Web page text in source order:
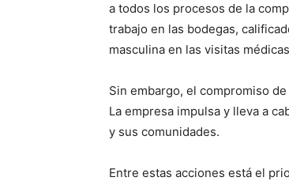
a todos los procesos de la
trabajo en las bodegas,
masculina en las visitas
Sin embargo, el compromiso
La empresa impulsa y lleva a
y sus comunidades.
Entre estas acciones está el